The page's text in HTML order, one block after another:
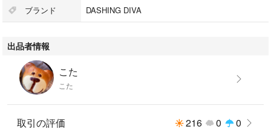
ブランド DASHING DIVA
出品者情報
こた
こた
取引の評価 216 0 0